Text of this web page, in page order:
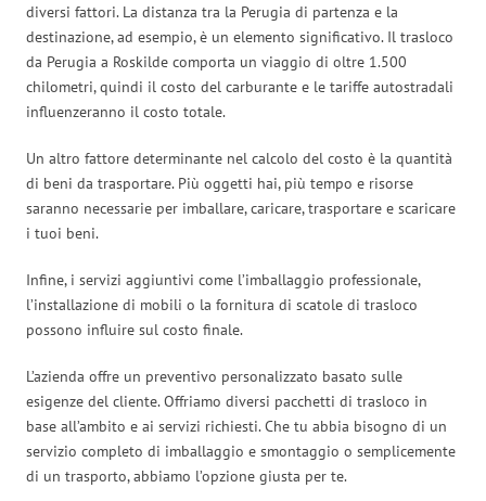
diversi fattori. La distanza tra la Perugia di partenza e la
destinazione, ad esempio, è un elemento significativo. Il trasloco
da Perugia a Roskilde comporta un viaggio di oltre 1.500
chilometri, quindi il costo del carburante e le tariffe autostradali
influenzeranno il costo totale.
Un altro fattore determinante nel calcolo del costo è la quantità
di beni da trasportare. Più oggetti hai, più tempo e risorse
saranno necessarie per imballare, caricare, trasportare e scaricare
i tuoi beni.
Infine, i servizi aggiuntivi come l’imballaggio professionale,
l’installazione di mobili o la fornitura di scatole di trasloco
possono influire sul costo finale.
L’azienda offre un preventivo personalizzato basato sulle
esigenze del cliente. Offriamo diversi pacchetti di trasloco in
base all’ambito e ai servizi richiesti. Che tu abbia bisogno di un
servizio completo di imballaggio e smontaggio o semplicemente
di un trasporto, abbiamo l’opzione giusta per te.